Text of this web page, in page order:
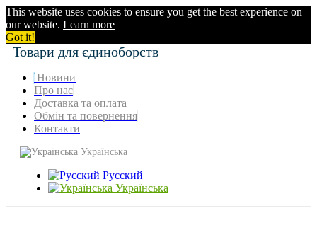
This website uses cookies to ensure you get the best experience on
our website. Learn more
Got it!
Товари для єдиноборств
Новини
Про нас
Доставка та оплата
Обмін та повернення
Контакти
Українська
Русский
Українська